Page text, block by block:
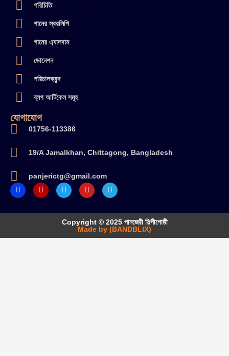
পরিচিতি
গানের স্বরলিপি
গানের এ্যালবাম
ডোনেশন
পরিচালকবৃন্দ
ব্লগ আর্টিকেল সমূহ
যোগাযোগ
01756-113386
19/A Jamalkhan, Chittagong, Bangladesh
panjerictg@gmail.com
Copyright © 2025 পানজেরী শিল্পীগোষ্ঠী
Made by (BANDBLIX)